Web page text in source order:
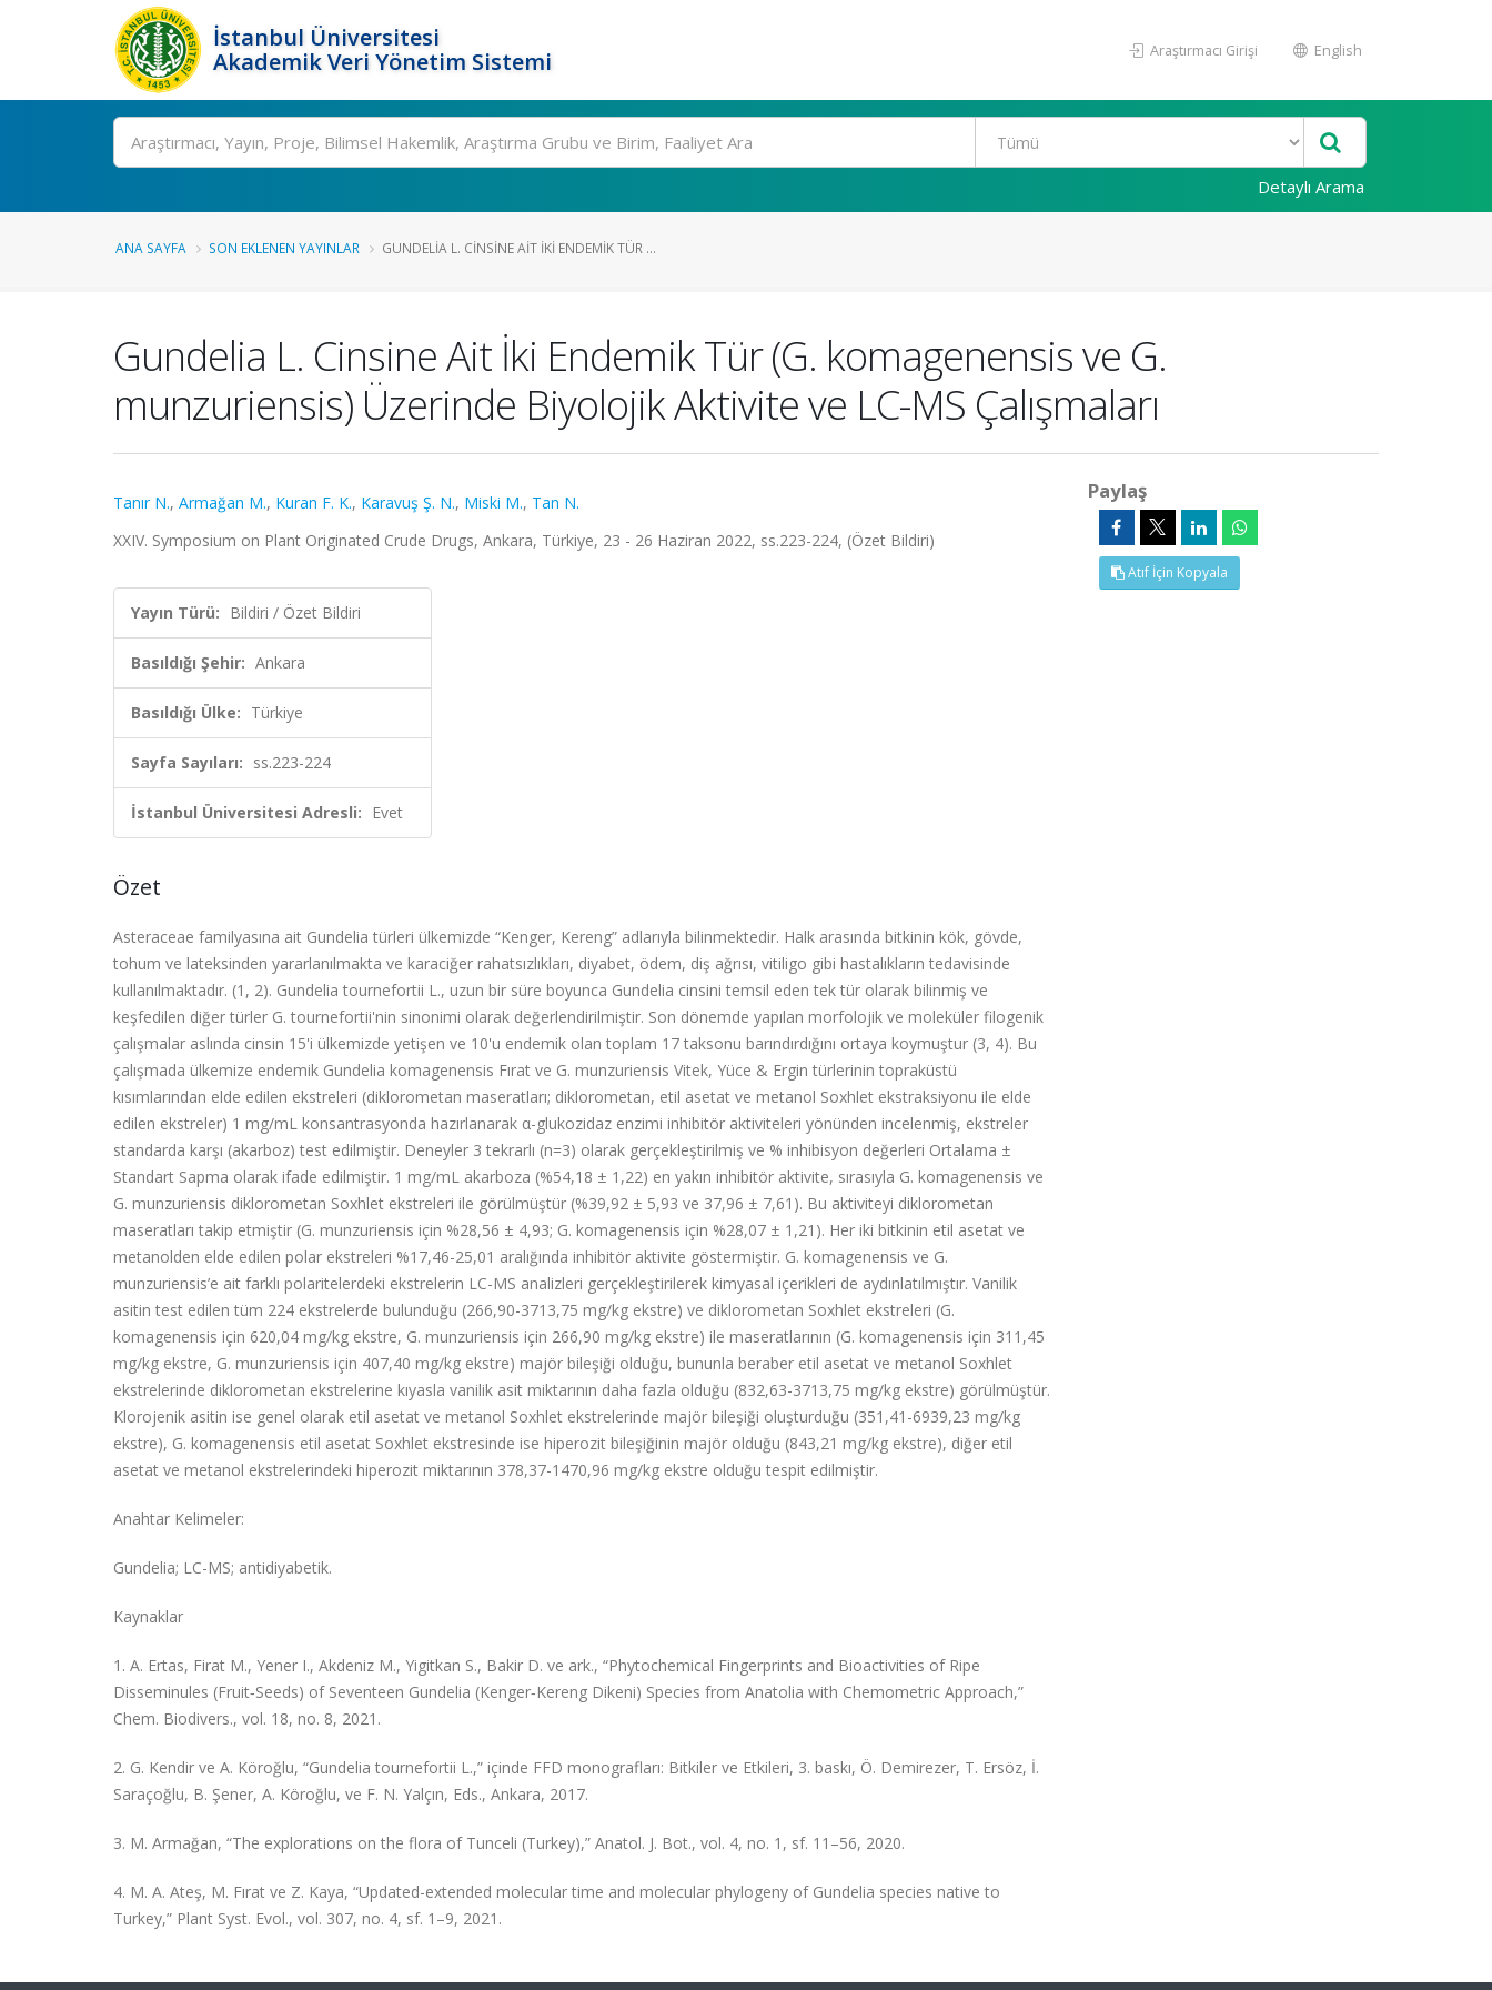
İstanbul Üniversitesi
Akademik Veri Yönetim Sistemi
Araştırmacı Girişi English
Ara
Detaylı Arama
ANA SAYFA SON EKLENEN YAYINLAR GUNDELIA L. CINSINE AIT İKI ENDEMIK TÜR ...
Gundelia L. Cinsine Ait İki Endemik Tür (G. komagenensis ve G.
munzuriensis) Üzerinde Biyolojik Aktivite ve LC-MS Çalışmaları
Tanır N., Armağan M., Kuran F. K., Karavuş Ş. N., Miski M., Tan N.
XXIV. Symposium on Plant Originated Crude Drugs, Ankara, Türkiye, 23 - 26 Haziran 2022, ss.223-224, (Özet Bildiri)
Yayın Türü: Bildiri / Özet Bildiri
Basıldığı Şehir: Ankara
Basıldığı Ülke: Türkiye
Sayfa Sayıları: ss.223-224
İstanbul Üniversitesi Adresli: Evet
Özet
Asteraceae familyasına ait Gundelia türleri ülkemizde “Kenger, Kereng” adlarıyla bilinmektedir. Halk arasında bitkinin kök, gövde,
tohum ve lateksinden yararlanılmakta ve karaciğer rahatsızlıkları, diyabet, ödem, diş ağrısı, vitiligo gibi hastalıkların tedavisinde
kullanılmaktadır. (1, 2). Gundelia tournefortii L., uzun bir süre boyunca Gundelia cinsini temsil eden tek tür olarak bilinmiş ve
keşfedilen diğer türler G. tournefortii'nin sinonimi olarak değerlendirilmiştir. Son dönemde yapılan morfolojik ve moleküler filogenik
çalışmalar aslında cinsin 15'i ülkemizde yetişen ve 10'u endemik olan toplam 17 taksonu barındırdığını ortaya koymuştur (3, 4). Bu
çalışmada ülkemize endemik Gundelia komagenensis Fırat ve G. munzuriensis Vitek, Yüce & Ergin türlerinin topraküstü
kısımlarından elde edilen ekstreleri (diklorometan maseratları; diklorometan, etil asetat ve metanol Soxhlet ekstraksiyonu ile elde
edilen ekstreler) 1 mg/mL konsantrasyonda hazırlanarak α-glukozidaz enzimi inhibitör aktiviteleri yönünden incelenmiş, ekstreler
standarda karşı (akarboz) test edilmiştir. Deneyler 3 tekrarlı (n=3) olarak gerçekleştirilmiş ve % inhibisyon değerleri Ortalama ±
Standart Sapma olarak ifade edilmiştir. 1 mg/mL akarboza (%54,18 ± 1,22) en yakın inhibitör aktivite, sırasıyla G. komagenensis ve
G. munzuriensis diklorometan Soxhlet ekstreleri ile görülmüştür (%39,92 ± 5,93 ve 37,96 ± 7,61). Bu aktiviteyi diklorometan
maseratları takip etmiştir (G. munzuriensis için %28,56 ± 4,93; G. komagenensis için %28,07 ± 1,21). Her iki bitkinin etil asetat ve
metanolden elde edilen polar ekstreleri %17,46-25,01 aralığında inhibitör aktivite göstermiştir. G. komagenensis ve G.
munzuriensis’e ait farklı polaritelerdeki ekstrelerin LC-MS analizleri gerçekleştirilerek kimyasal içerikleri de aydınlatılmıştır. Vanilik
asitin test edilen tüm 224 ekstrelerde bulunduğu (266,90-3713,75 mg/kg ekstre) ve diklorometan Soxhlet ekstreleri (G.
komagenensis için 620,04 mg/kg ekstre, G. munzuriensis için 266,90 mg/kg ekstre) ile maseratlarının (G. komagenensis için 311,45
mg/kg ekstre, G. munzuriensis için 407,40 mg/kg ekstre) majör bileşiği olduğu, bununla beraber etil asetat ve metanol Soxhlet
ekstrelerinde diklorometan ekstrelerine kıyasla vanilik asit miktarının daha fazla olduğu (832,63-3713,75 mg/kg ekstre) görülmüştür.
Klorojenik asitin ise genel olarak etil asetat ve metanol Soxhlet ekstrelerinde majör bileşiği oluşturduğu (351,41-6939,23 mg/kg
ekstre), G. komagenensis etil asetat Soxhlet ekstresinde ise hiperozit bileşiğinin majör olduğu (843,21 mg/kg ekstre), diğer etil
asetat ve metanol ekstrelerindeki hiperozit miktarının 378,37-1470,96 mg/kg ekstre olduğu tespit edilmiştir.
Anahtar Kelimeler:
Gundelia; LC-MS; antidiyabetik.
Kaynaklar
1. A. Ertas, Firat M., Yener I., Akdeniz M., Yigitkan S., Bakir D. ve ark., “Phytochemical Fingerprints and Bioactivities of Ripe
Disseminules (Fruit‐Seeds) of Seventeen Gundelia (Kenger‐Kereng Dikeni) Species from Anatolia with Chemometric Approach,”
Chem. Biodivers., vol. 18, no. 8, 2021.
2. G. Kendir ve A. Köroğlu, “Gundelia tournefortii L.,” içinde FFD monografları: Bitkiler ve Etkileri, 3. baskı, Ö. Demirezer, T. Ersöz, İ.
Saraçoğlu, B. Şener, A. Köroğlu, ve F. N. Yalçın, Eds., Ankara, 2017.
3. M. Armağan, “The explorations on the flora of Tunceli (Turkey),” Anatol. J. Bot., vol. 4, no. 1, sf. 11–56, 2020.
4. M. A. Ateş, M. Fırat ve Z. Kaya, “Updated-extended molecular time and molecular phylogeny of Gundelia species native to
Turkey,” Plant Syst. Evol., vol. 307, no. 4, sf. 1–9, 2021.
Paylaş
Atıf İçin Kopyala